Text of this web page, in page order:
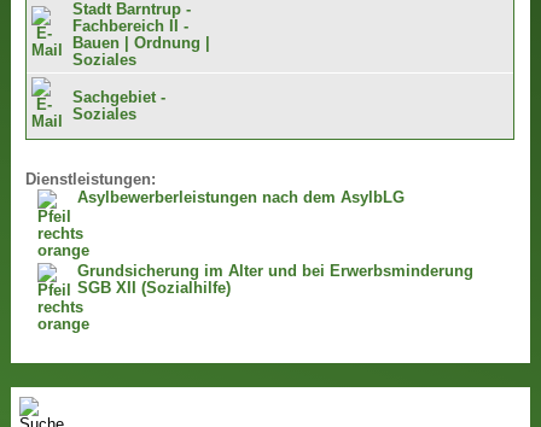
Stadt Barntrup -
Fachbereich II -
Bauen | Ordnung |
Soziales
Sachgebiet -
Soziales
Dienstleistungen:
Asylbewerberleistungen nach dem AsylbLG
Grundsicherung im Alter und bei Erwerbsminderung
SGB XII (Sozialhilfe)